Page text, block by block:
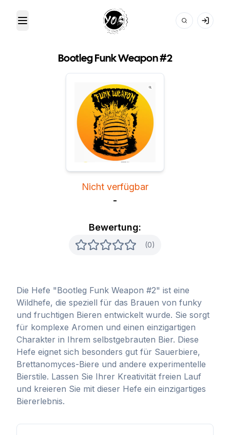
Toggle Menu Your Own Beer
Bootleg Funk Weapon #2
Bewertung:
(0)
Nicht verfügbar
-
Die Hefe "Bootleg Funk Weapon #2" ist eine
Wildhefe, die speziell für das Brauen von funky
und fruchtigen Bieren entwickelt wurde. Sie sorgt
für komplexe Aromen und einen einzigartigen
Charakter in Ihrem selbstgebrauten Bier. Diese
Hefe eignet sich besonders gut für Sauerbiere,
Brettanomyces-Biere und andere experimentelle
Bierstile. Lassen Sie Ihrer Kreativität freien Lauf
und kreieren Sie mit dieser Hefe ein einzigartiges
Biererlebnis.